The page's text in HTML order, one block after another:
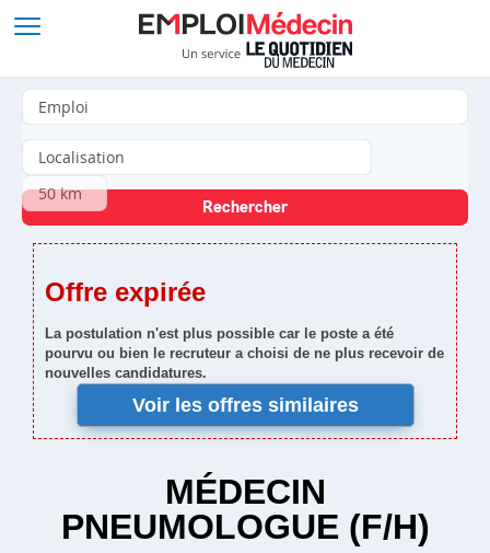
Offre expirée
La postulation n'est plus possible car le poste a été
pourvu ou bien le recruteur a choisi de ne plus recevoir de
nouvelles candidatures.
Voir les offres similaires
MÉDECIN
PNEUMOLOGUE (F/H)